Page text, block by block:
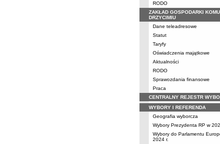
RODO
ZAKŁAD GOSPODARKI
DRZYCIMIU
Dane teleadresowe
Statut
Taryfy
Oświadczenia majątkowe
Aktualności
RODO
Sprawozdania finansowe
Praca
CENTRALNY REJESTR
WYBORY I REFERENDA
Geografia wyborcza
Wybory Prezydenta RP w
Wybory do Parlamentu
2024 r.